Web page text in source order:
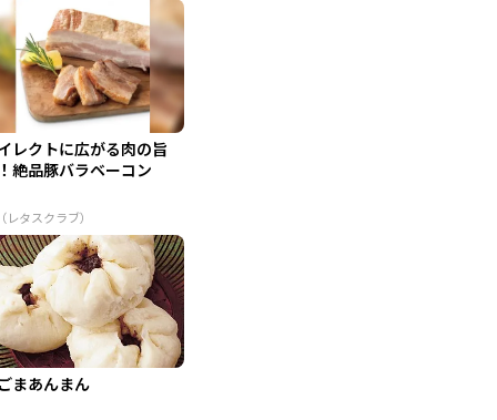
レクトに広がる肉の旨
絶品豚バラベーコン
レタスクラブ）
まあんまん